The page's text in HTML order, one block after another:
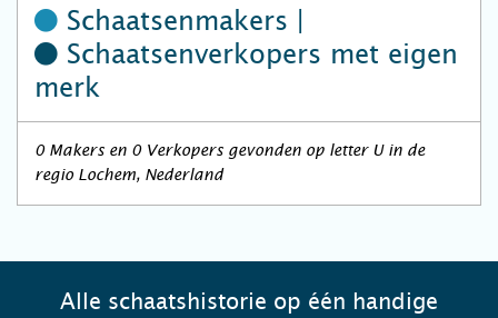
Schaatsenmakers |
Schaatsenverkopers met eigen
merk
0 Makers en 0 Verkopers gevonden op letter U in de
regio Lochem, Nederland
Alle schaatshistorie op één handige